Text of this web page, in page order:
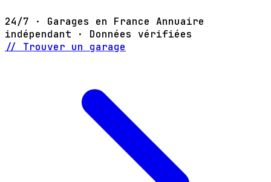
24/7 · Garages en France Annuaire
indépendant · Données vérifiées
// Trouver un garage